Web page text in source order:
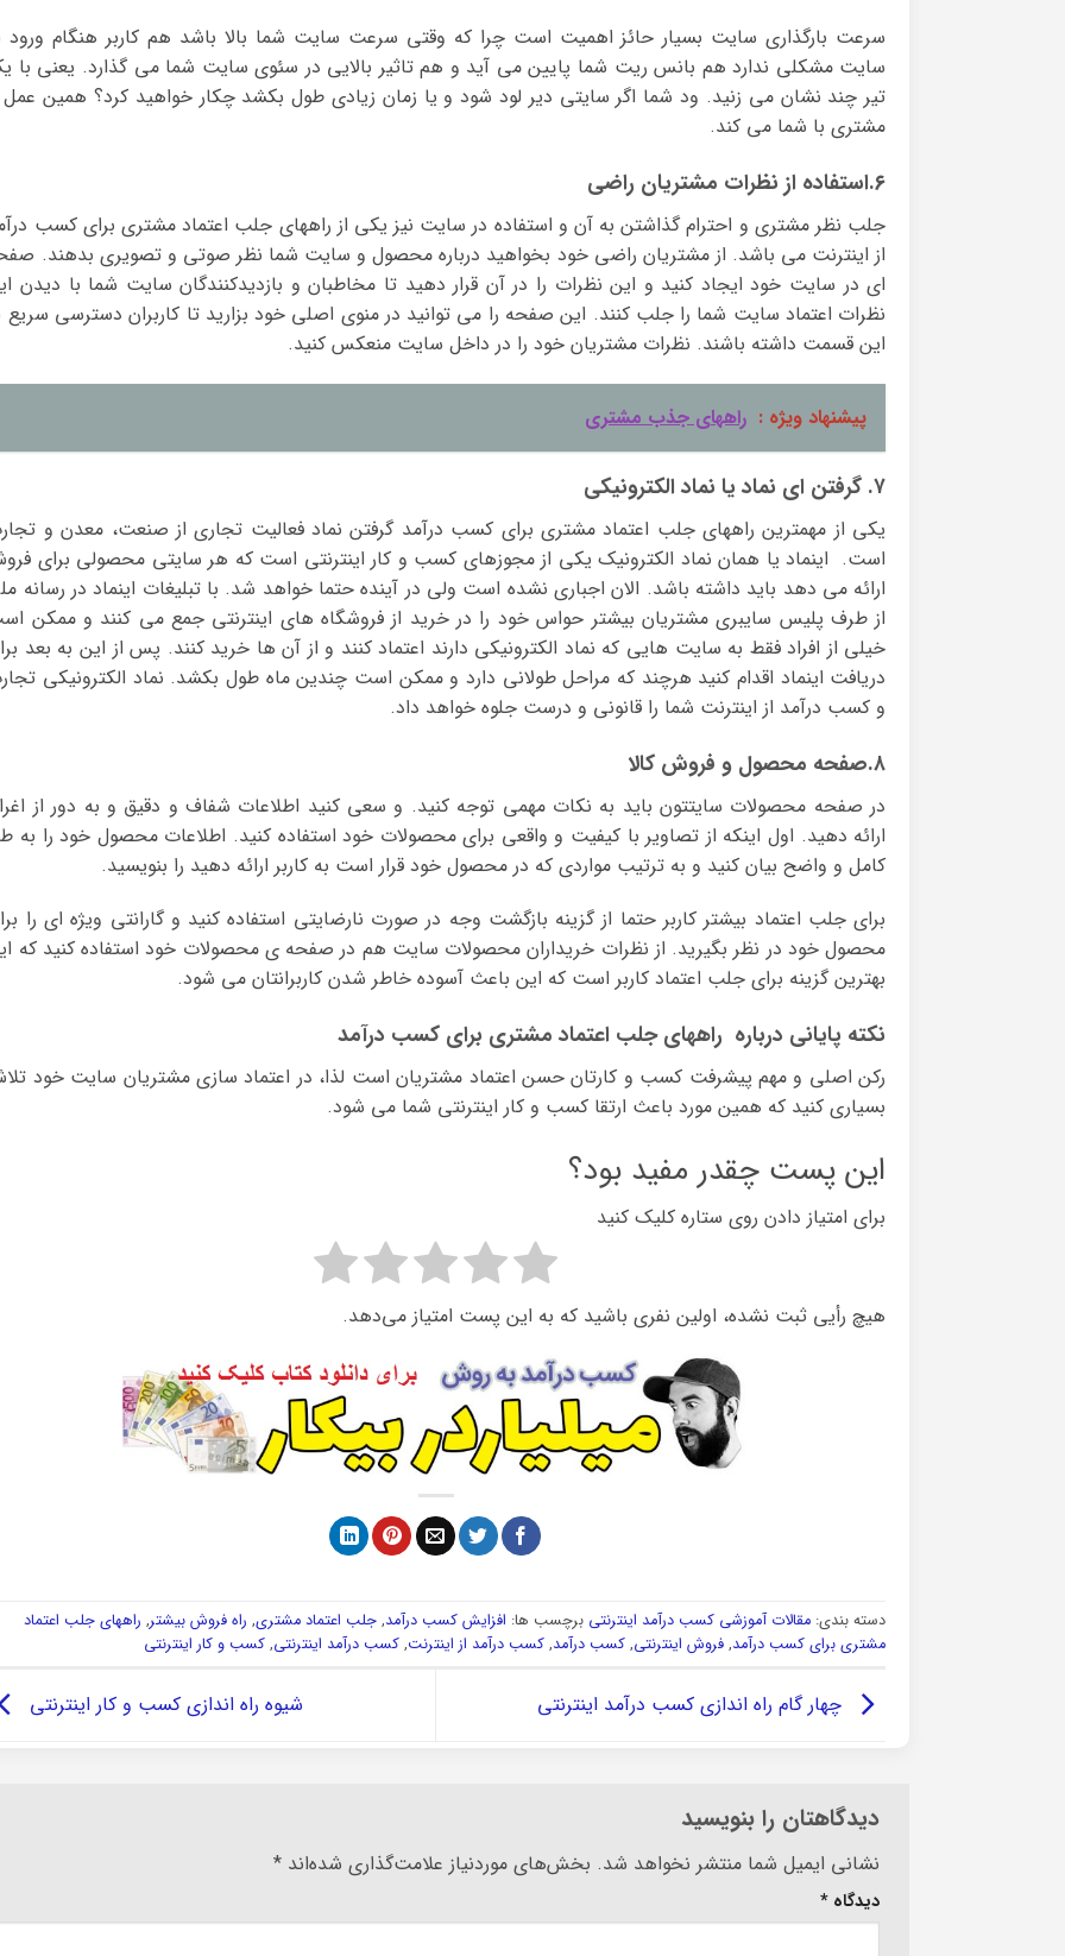
سرعت بارگذاری سایت بسیار حائز اهمیت است چرا که وقتی سرعت سایت شما بالا باشد هم کاربر هنگام ورود
سایت مشکلی ندارد هم بانس ریت شما پایین می آید و هم تاثیر بالایی در سئوی سایت شما می گذارد. یعنی با
تیر چند نشان می زنید. ود شما اگر سایتی دیر لود شود و یا زمان زیادی طول بکشد چکار خواهید کرد؟ همین عمل
مشتری با شما می کند.
۶.استفاده از نظرات مشتریان راضی
جلب نظر مشتری و احترام گذاشتن به آن و استفاده در سایت نیز یکی از راههای جلب اعتماد مشتری برای کسب
از اینترنت می باشد. از مشتریان راضی خود بخواهید درباره محصول و سایت شما نظر صوتی و تصویری بدهند.
ای در سایت خود ایجاد کنید و این نظرات را در آن قرار دهید تا مخاطبان و بازدیدکنندگان سایت شما با دیدن
نظرات اعتماد سایت شما را جلب کنند. این صفحه را می توانید در منوی اصلی خود بزارید تا کاربران دسترسی سریع
این قسمت داشته باشند. نظرات مشتریان خود را در داخل سایت منعکس کنید.
پیشنهاد ویژه : راههای جذب مشتری
۷. گرفتن ای نماد یا نماد الکترونیکی
یکی از مهمترین راههای جلب اعتماد مشتری برای کسب درآمد گرفتن نماد فعالیت تجاری از صنعت، معدن و
است. اینماد یا همان نماد الکترونیک یکی از مجوزهای کسب و کار اینترنتی است که هر سایتی محصولی برای
ارائه می دهد باید داشته باشد. الان اجباری نشده است ولی در آینده حتما خواهد شد. با تبلیغات اینماد در رسانه
از طرف پلیس سایبری مشتریان بیشتر حواس خود را در خرید از فروشگاه های اینترنتی جمع می کنند و ممکن
خیلی از افراد فقط به سایت هایی که نماد الکترونیکی دارند اعتماد کنند و از آن ها خرید کنند. پس از این به بعد
دریافت اینماد اقدام کنید هرچند که مراحل طولانی دارد و ممکن است چندین ماه طول بکشد. نماد الکترونیکی
و کسب درآمد از اینترنت شما را قانونی و درست جلوه خواهد داد.
۸.صفحه محصول و فروش کالا
در صفحه محصولات سایتتون باید به نکات مهمی توجه کنید. و سعی کنید اطلاعات شفاف و دقیق و به دور از
ارائه دهید. اول اینکه از تصاویر با کیفیت و واقعی برای محصولات خود استفاده کنید. اطلاعات محصول خود را به
کامل و واضح بیان کنید و به ترتیب مواردی که در محصول خود قرار است به کاربر ارائه دهید را بنویسید.
برای جلب اعتماد بیشتر کاربر حتما از گزینه بازگشت وجه در صورت نارضایتی استفاده کنید و گارانتی ویژه ای را
محصول خود در نظر بگیرید. از نظرات خریداران محصولات سایت هم در صفحه ی محصولات خود استفاده کنید که
بهترین گزینه برای جلب اعتماد کاربر است که این باعث آسوده خاطر شدن کاربرانتان می شود.
نکته پایانی درباره راههای جلب اعتماد مشتری برای کسب درآمد
رکن اصلی و مهم پیشرفت کسب و کارتان حسن اعتماد مشتریان است لذا، در اعتماد سازی مشتریان سایت خود
بسیاری کنید که همین مورد باعث ارتقا کسب و کار اینترنتی شما می شود.
این پست چقدر مفید بود؟
برای امتیاز دادن روی ستاره کلیک کنید
هیچ رأیی ثبت نشده، اولین نفری باشید که به این پست امتیاز می‌دهد.
دسته بندی: مقالات آموزشی کسب درآمد اینترنتی برچسب ها: افزایش کسب درآمد, جلب اعتماد مشتری, راه فروش بیشتر, راههای جلب اعتماد
مشتری برای کسب درآمد, فروش اینترنتی, کسب درآمد, کسب درآمد از اینترنت, کسب درآمد اینترنتی, کسب و کار اینترنتی
چهار گام راه اندازی کسب درآمد اینترنتی شیوه راه اندازی کسب و کار اینترنتی
دیدگاهتان را بنویسید
نشانی ایمیل شما منتشر نخواهد شد. بخش‌های موردنیاز علامت‌گذاری شده‌اند *
دیدگاه *
Alternative: